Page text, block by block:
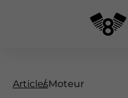
ArticlesMoteur